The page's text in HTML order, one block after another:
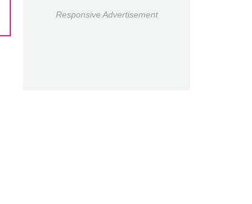
Responsive Advertisement